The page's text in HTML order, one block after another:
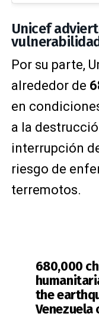
Unicef
Por su parte,
alrededor de
en
a la
interrupción
riesgo de
terremotos.
680,000
the
Venezuela